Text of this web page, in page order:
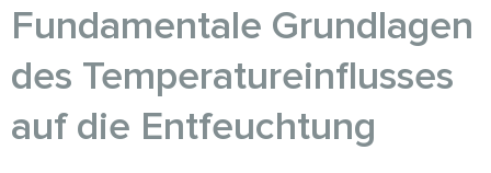
Fundamentale Grundlagen
des Temperatureinflusses
auf die Entfeuchtung